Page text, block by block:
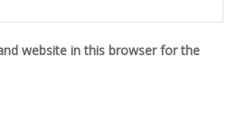
website in this browser for the